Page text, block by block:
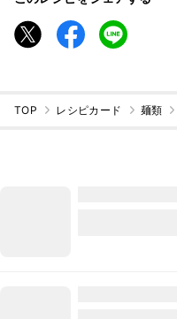
TOP レシピカード 麺類